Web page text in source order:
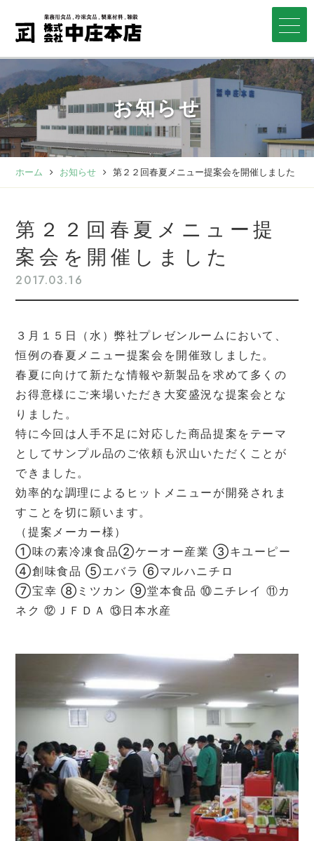
お知らせ
ホーム お知らせ 第２２回春夏メニュー提案会を開催しました
第２２回春夏メニュー提
案会を開催しました
2017.03.16
３月１５日（水）弊社プレゼンルームにおいて、
恒例の春夏メニュー提案会を開催致しました。
春夏に向けて新たな情報や新製品を求めて多くの
お得意様にご来場いただき大変盛況な提案会とな
りました。
特に今回は人手不足に対応した商品提案をテーマ
としてサンプル品のご依頼も沢山いただくことが
できました。
効率的な調理によるヒットメニューが開発されま
すことを切に願います。
（提案メーカー様）
①味の素冷凍食品②ケーオー産業 ③キユーピー
④創味食品 ⑤エバラ ⑥マルハニチロ
⑦宝幸 ⑧ミツカン ⑨堂本食品 ⑩ニチレイ ⑪カ
ネク ⑫ＪＦＤＡ ⑬日本水産